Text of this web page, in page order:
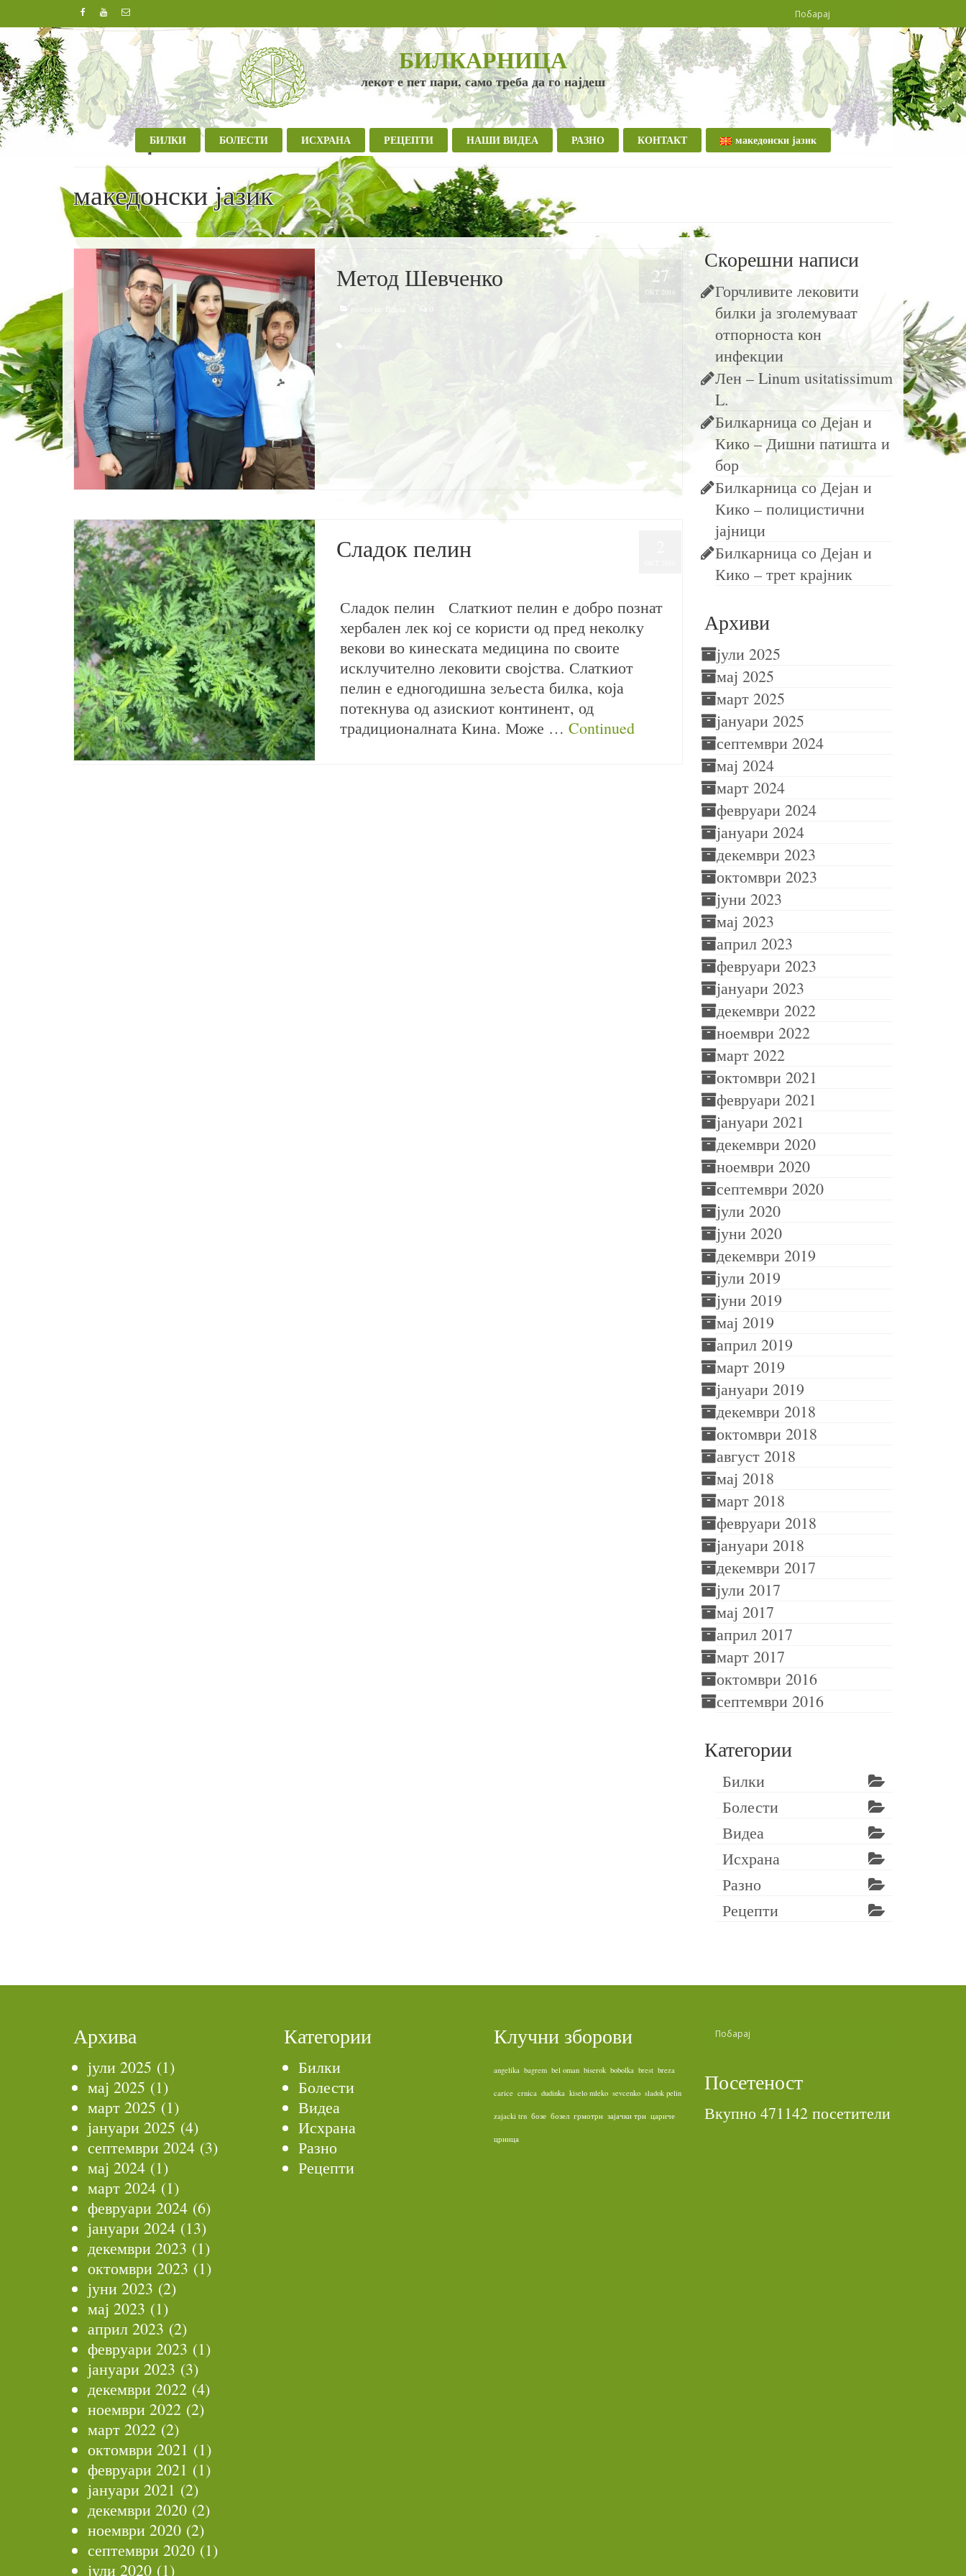
БИЛКАРНИЦА
лекот е пет пари, само треба да го најдеш
БИЛКИ БОЛЕСТИ ИСХРАНА РЕЦЕПТИ НАШИ ВИДЕА РАЗНО КОНТАКТ македонски јазик
македонски јазик
27
ОКТ 2016
Метод Шевченко
posted in: Видеа 0
sevcenko
Сладок пелин
Сладок пелин Слаткиот пелин е добро познат
хербален лек кој се користи од пред неколку
векови во кинеската медицина по своите
исклучително лековити својства. Слаткиот
пелин е едногодишна зељеста билка, која
потекнува од азискиот континент, од
традиционалната Кина. Може … Continued
Скорешни написи
Горчливите лековити
билки ја зголемуваат
отпорноста кон
инфекции
Лен – Linum usitatissimum
L.
Билкарница со Дејан и
Кико – Дишни патишта и
бор
Билкарница со Дејан и
Кико – полицистични
јајници
Билкарница со Дејан и
Кико – трет крајник
Архиви
јули 2025
мај 2025
март 2025
јануари 2025
септември 2024
мај 2024
март 2024
февруари 2024
јануари 2024
декември 2023
октомври 2023
јуни 2023
мај 2023
април 2023
февруари 2023
јануари 2023
декември 2022
ноември 2022
март 2022
октомври 2021
февруари 2021
јануари 2021
декември 2020
ноември 2020
септември 2020
јули 2020
јуни 2020
декември 2019
јули 2019
јуни 2019
мај 2019
април 2019
март 2019
јануари 2019
декември 2018
октомври 2018
август 2018
мај 2018
март 2018
февруари 2018
јануари 2018
декември 2017
јули 2017
мај 2017
април 2017
март 2017
октомври 2016
септември 2016
Категории
Билки
Болести
Видеа
Исхрана
Разно
Рецепти
Архива
јули 2025 (1)
мај 2025 (1)
март 2025 (1)
јануари 2025 (4)
септември 2024 (3)
мај 2024 (1)
март 2024 (1)
февруари 2024 (6)
јануари 2024 (13)
декември 2023 (1)
октомври 2023 (1)
јуни 2023 (2)
мај 2023 (1)
април 2023 (2)
февруари 2023 (1)
јануари 2023 (3)
декември 2022 (4)
ноември 2022 (2)
март 2022 (2)
октомври 2021 (1)
февруари 2021 (1)
јануари 2021 (2)
декември 2020 (2)
ноември 2020 (2)
септември 2020 (1)
јули 2020 (1)
Категории
Билки
Болести
Видеа
Исхрана
Разно
Рецепти
Клучни зборови
angelika bagrem bel oman biserok bobolka brest breza
carice crnica dudinka kiselo mleko sevcenko sladok pelin
zajacki trn бозе бозел грмотрн зајачки трн цариче
црница
Посетеност
Вкупно 471142 посетители